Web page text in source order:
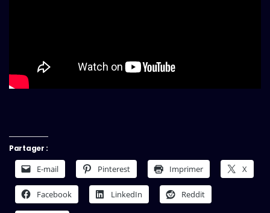
Partager :
E-mail Pinterest Imprimer X
Facebook LinkedIn Reddit